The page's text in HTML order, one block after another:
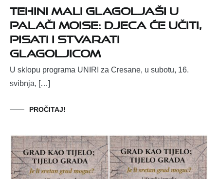
Tehini mali glagoljaši u
Palači Moise: djeca će učiti,
pisati i stvarati
glagoljicom
U sklopu programa UNIRI za Cresane, u subotu, 16.
svibnja, […]
PROČITAJ!